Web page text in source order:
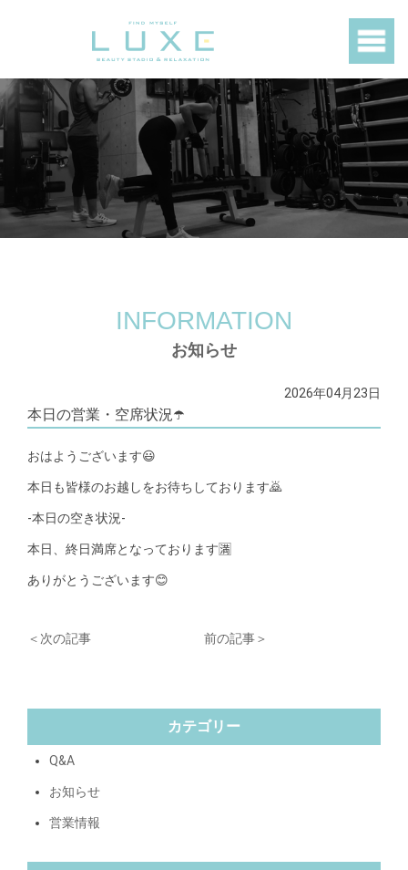
INFORMATION
お知らせ
本日の営業・空席状況☂️
2026年04月23日
おはようございます😃
本日も皆様のお越しをお待ちしております🙇
-本日の空き状況-
本日、終日満席となっております🈵
ありがとうございます😊
＜次の記事 前の記事＞
カテゴリー
Q&A
お知らせ
営業情報